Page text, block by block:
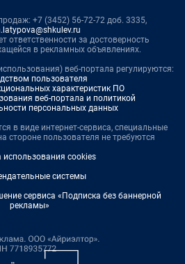
+7 (3452) 56-72-72 доб. 3335,
ответственности за достоверность
в рекламных объявлениях.
веб-портала регулируются:
пользователя
характеристик ПО
веб-портала и политикой
персональных данных
в виде интернет-сервиса, специальные
стороне пользователя не требуются
использования cookies
системы
сервиса «Подписка без баннерной
рекламы»